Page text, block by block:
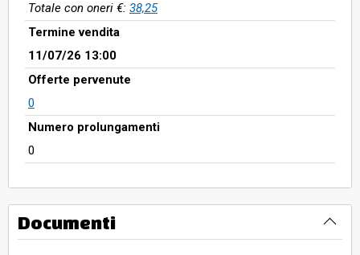
Totale con oneri €: 38,25
Termine vendita
11/07/26 13:00
Offerte pervenute
0
Numero prolungamenti
0
Documenti